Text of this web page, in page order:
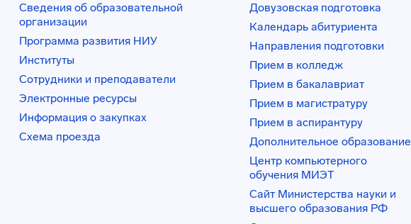
Сведения об образовательной
организации
Программа развития НИУ
Институты
Сотрудники и преподаватели
Электронные ресурсы
Информация о закупках
Схема проезда
Довузовская подготовка
Календарь абитуриента
Направления подготовки
Прием в колледж
Прием в бакалавриат
Прием в магистратуру
Прием в аспирантуру
Дополнительное образование
Центр компьютерного
обучения МИЭТ
Сайт Министерства науки и
высшего образования РФ